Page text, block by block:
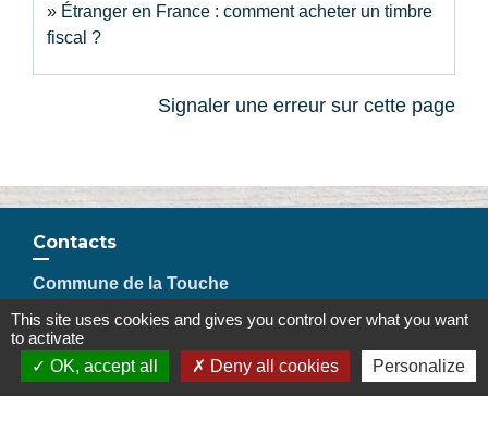
Étranger en France : comment acheter un timbre
fiscal ?
Signaler une erreur sur cette page
Contacts
Commune de la Touche
67, route de Portes
26160 La Touche - FRANCE
+33 4 75 53 90 10
Contact par formulaire
This site uses cookies and gives you control over what you want
to activate
OK, accept all
Deny all cookies Personalize